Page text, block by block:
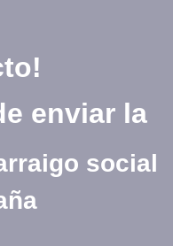
enviar la
social